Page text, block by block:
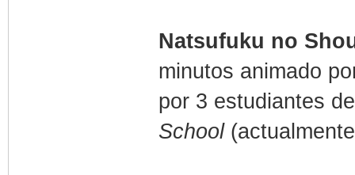
Natsufuku no
minutos animado
por 3 estudiantes
School